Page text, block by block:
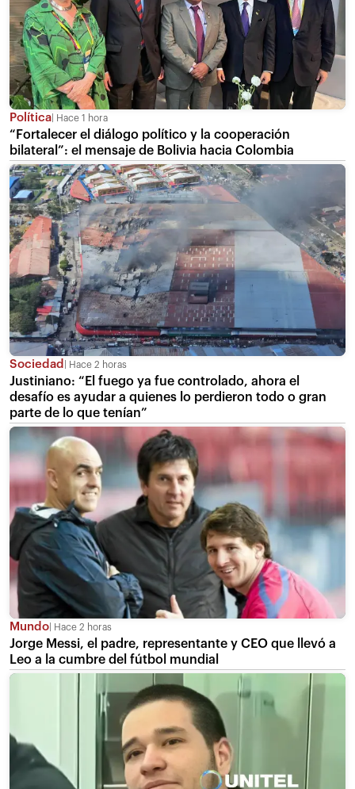
Política Hace 1 hora
“Fortalecer el diálogo político y la cooperación
bilateral”: el mensaje de Bolivia hacia Colombia
Sociedad Hace 2 horas
Justiniano: “El fuego ya fue controlado, ahora el
desafío es ayudar a quienes lo perdieron todo o gran
parte de lo que tenían”
Mundo Hace 2 horas
Jorge Messi, el padre, representante y CEO que llevó a
Leo a la cumbre del fútbol mundial